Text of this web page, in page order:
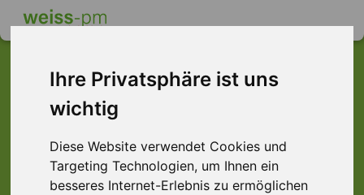
Ihre Privatsphäre ist uns
wichtig
Diese Website verwendet Cookies und
Targeting Technologien, um Ihnen ein
besseres Internet-Erlebnis zu ermöglichen
Dieser Job ist leider
nicht mehr verfügbar ...
... aber vielleicht ist hier etwas dabei: